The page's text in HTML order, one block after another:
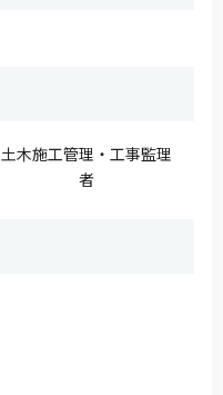
⼟⽊施⼯管理・⼯事監理
者